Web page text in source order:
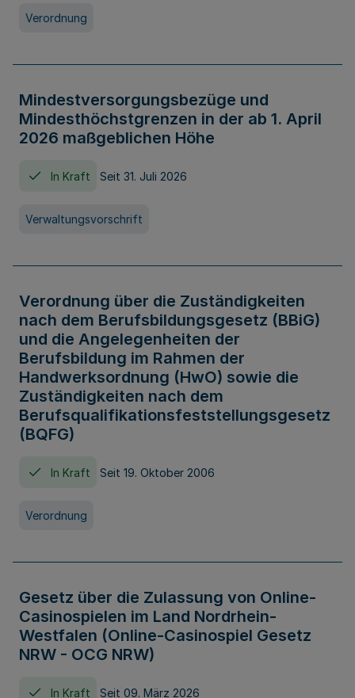
Verordnung
Mindestversorgungsbezüge und
Mindesthöchstgrenzen in der ab 1. April
2026 maßgeblichen Höhe
In Kraft Seit 31. Juli 2026
Verwaltungsvorschrift
Verordnung über die Zuständigkeiten
nach dem Berufsbildungsgesetz (BBiG)
und die Angelegenheiten der
Berufsbildung im Rahmen der
Handwerksordnung (HwO) sowie die
Zuständigkeiten nach dem
Berufsqualifikationsfeststellungsgesetz
(BQFG)
In Kraft Seit 19. Oktober 2006
Verordnung
Gesetz über die Zulassung von Online-
Casinospielen im Land Nordrhein-
Westfalen (Online-Casinospiel Gesetz
NRW - OCG NRW)
In Kraft Seit 09. März 2026